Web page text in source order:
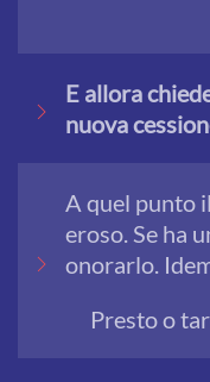
E allora
nuova
A quel punto
eroso. Se ha
onorarlo.
Presto o